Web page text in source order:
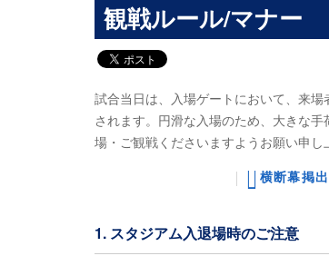
観戦ルール/マナー
試合当日は、入場ゲートにおいて、来
されます。円滑な入場のため、大きな
場・ご観戦くださいますようお願い申し
横断幕掲
1. スタジアム入退場時のご注意